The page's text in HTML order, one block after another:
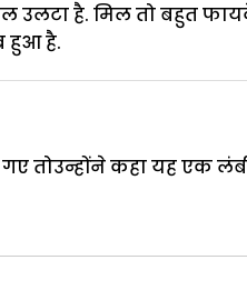
उलटा है. मिल तो बहुत
हुआ है.
तोउन्होंने कहा यह एक